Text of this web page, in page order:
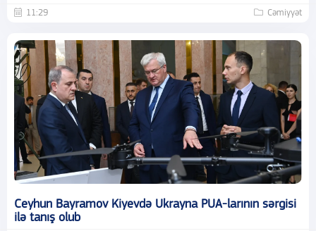
11:29 Cəmiyyət
Ceyhun Bayramov Kiyevdə Ukrayna PUA-larının sərgisi
ilə tanış olub